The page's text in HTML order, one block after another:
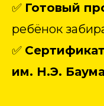
✅ Готовый
ребёнок
✅
им. Н.Э.